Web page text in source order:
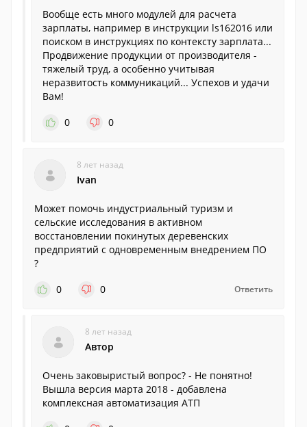
Вообще есть много модулей для расчета
зарплаты, например в инструкции ls162016 или
поиском в инструкциях по контексту зарплата...
Продвижение продукции от производителя -
тяжелый труд, а особенно учитывая
неразвитость коммуникаций... Успехов и удачи
Вам!
0
0
8 лет назад
Ivan
Может помочь индустриальный туризм и
сельские исследования в активном
восстановлении покинутых деревенских
предприятий с одновременным внедрением ПО
?
0
0 Ответить
8 лет назад
Автор
Очень заковыристый вопрос? - Не понятно!
Вышла версия марта 2018 - добавлена
комплексная автоматизация АТП